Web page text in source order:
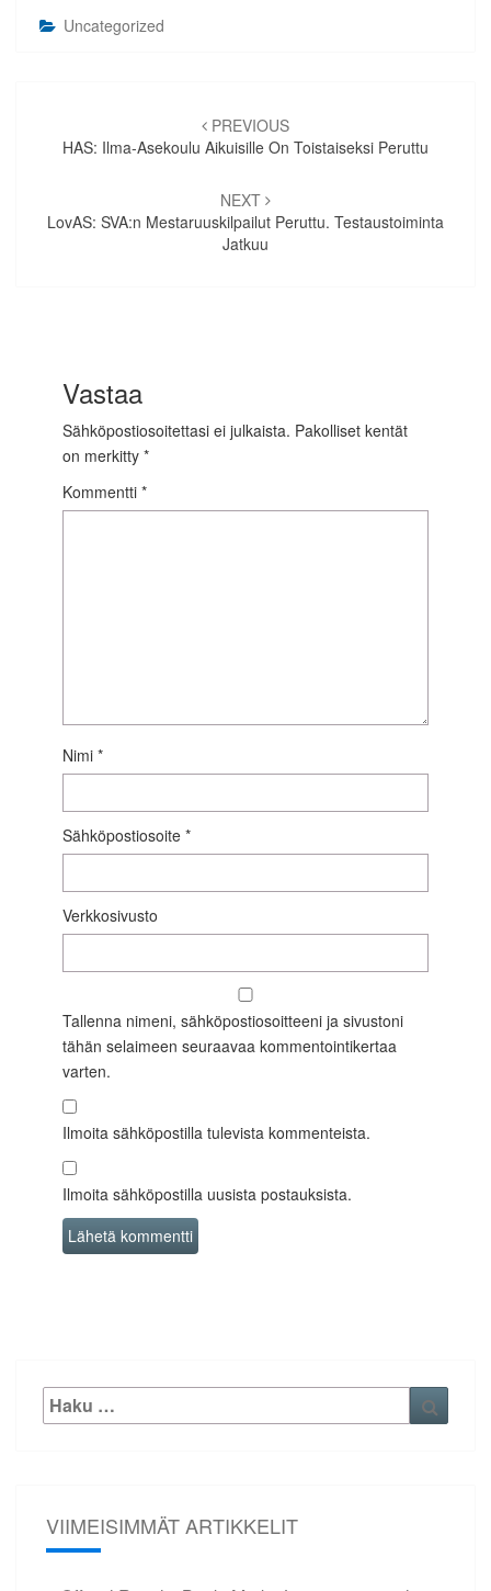
Uncategorized
selaus
PREVIOUS
HAS: Ilma-Asekoulu Aikuisille On Toistaiseksi Peruttu
NEXT
LovAS: SVA:n Mestaruuskilpailut Peruttu. Testaustoiminta
Jatkuu
Vastaa
Sähköpostiosoitettasi ei julkaista. Pakolliset kentät
on merkitty *
Kommentti *
Nimi *
Sähköpostiosoite *
Verkkosivusto
Tallenna nimeni, sähköpostiosoitteeni ja sivustoni
tähän selaimeen seuraavaa kommentointikertaa
varten.
Ilmoita sähköpostilla tulevista kommenteista.
Ilmoita sähköpostilla uusista postauksista.
Etsi:
VIIMEISIMMÄT ARTIKKELIT